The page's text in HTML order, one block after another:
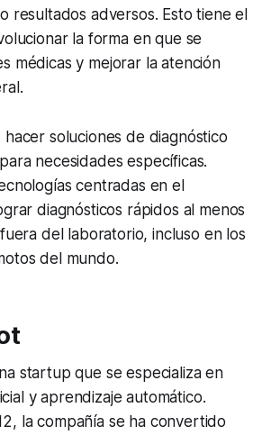
resultados adversos. Esto tiene el
la forma en que se
médicas y mejorar la atención
soluciones de diagnóstico
necesidades específicas.
centradas en el
diagnósticos rápidos al menos
del laboratorio, incluso en los
del mundo.
startup que se especializa en
y aprendizaje automático.
la compañía se ha convertido